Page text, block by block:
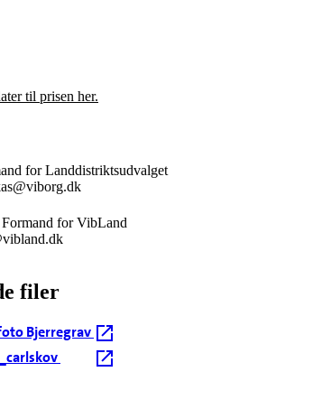
til prisen her.
for Landdistriktsudvalget
for VibLand
filer
Bjerregrav